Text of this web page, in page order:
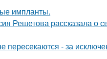
импланты.
Решетова рассказала о
пересекаются - за